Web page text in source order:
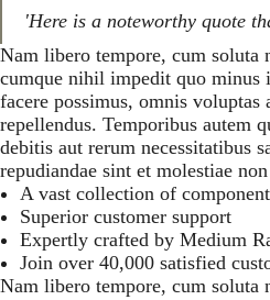
'Here is a noteworthy quote
Nam libero tempore, cum soluta
cumque nihil impedit quo minus
facere possimus, omnis voluptas
repellendus. Temporibus autem
debitis aut rerum necessitatibus
repudiandae sint et molestiae non
A vast collection of
Superior customer support
Expertly crafted by Medium
Join over 40,000 satisfied
Nam libero tempore, cum soluta